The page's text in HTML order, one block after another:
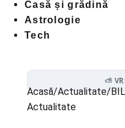
Casă și grădină
Astrologie
Tech
⛅
Acasă/Actualitate/
Actualitate